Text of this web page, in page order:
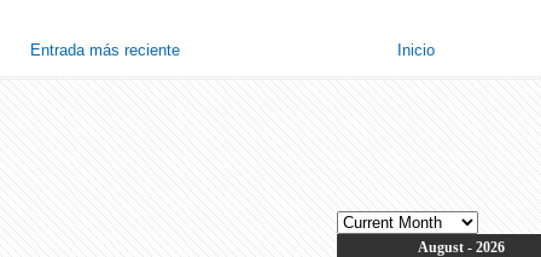
Entrada más reciente Inicio
August - 2026